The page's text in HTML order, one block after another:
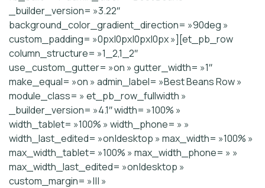
_builder_version= »3.22″
background_color_gradient_direction= »90deg »
custom_padding= »0px|0px|0px|0px »][et_pb_row
column_structure= »1_2,1_2″
use_custom_gutter= »on » gutter_width= »1″
make_equal= »on » admin_label= »Best Beans Row »
module_class= » et_pb_row_fullwidth »
_builder_version= »4.1″ width= »100% »
width_tablet= »100% » width_phone= » »
width_last_edited= »on|desktop » max_width= »100% »
max_width_tablet= »100% » max_width_phone= » »
max_width_last_edited= »on|desktop »
custom_margin= »||| »